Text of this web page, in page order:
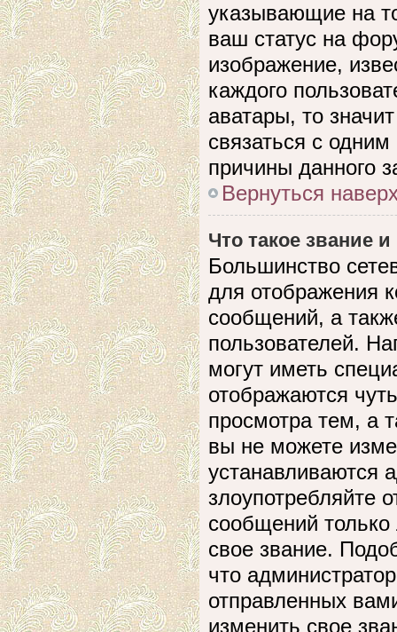
указывающие на
ваш статус на
изображение,
каждого
аватары, то
связаться с
причины данного
Вернуться
Что такое звание
Большинство
для отображения
сообщений, а
пользователей.
могут иметь
отображаются
просмотра тем, а
вы не можете
устанавливаются
злоупотребляйте
сообщений
свое звание.
что
отправленных
изменить свое